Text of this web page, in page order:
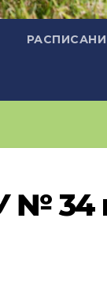
№ 34